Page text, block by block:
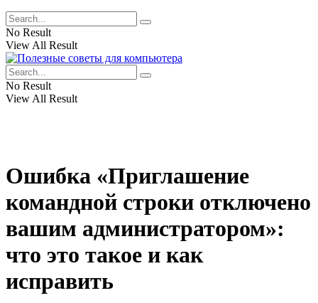
No Result
View All Result
No Result
View All Result
Ошибка «Приглашение
командной строки отключено
вашим администратором»:
что это такое и как
исправить